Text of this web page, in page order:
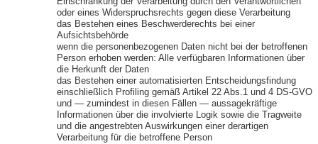
oder eines Widerspruchsrechts gegen diese Verarbeitung
das Bestehen eines Beschwerderechts bei einer
Aufsichtsbehörde
wenn die personenbezogenen Daten nicht bei der betroffenen
Person erhoben werden: Alle verfügbaren Informationen über
die Herkunft der Daten
das Bestehen einer automatisierten Entscheidungsfindung
einschließlich Profiling gemäß Artikel 22 Abs.1 und 4 DS-GVO
und — zumindest in diesen Fällen — aussagekräftige
Informationen über die involvierte Logik sowie die Tragweite
und die angestrebten Auswirkungen einer derartigen
Verarbeitung für die betroffene Person